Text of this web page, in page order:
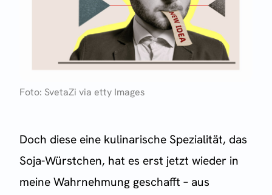
Foto: SvetaZi via etty Images
Doch diese eine kulinarische Spezialität, das
Soja-Würstchen, hat es erst jetzt wieder in
meine Wahrnehmung geschafft – aus